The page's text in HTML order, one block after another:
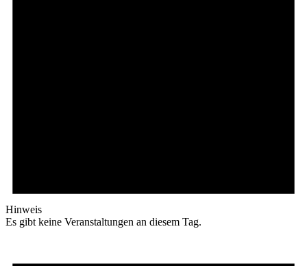
Hinweis
Es gibt keine Veranstaltungen an diesem Tag.